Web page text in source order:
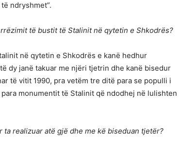
ndryshmet”.
të bustit të Stalinit në qytetin e Shkodrës?
në qytetin e Shkodrës e kanë hedhur
dy janë takuar me njëri tjetrin dhe kanë bisedur
të vitit 1990, pra vetëm tre ditë para se populli i
monumentit të Stalinit që ndodhej në lulishten
ta realizuar atë gjë dhe me kë biseduan tjetër?